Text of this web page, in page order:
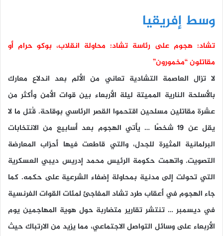
وسط إفريقيا
تشاد: هجوم على رئاسة تشاد: محاولة انقلاب، بوكو حرام أو
مقاتلون “مخمورون”
لا تزال العاصمة التشادية تعاني من الألم بعد اندلاع معارك
بالأسلحة النارية المميتة ليلة الأربعاء بين قوات الأمن وأكثر من
عشرة مقاتلين مسلحين اقتحموا القصر الرئاسي بوقاحة. قُتل ما لا
يقل عن 19 شخصًا … يأتي الهجوم بعد أسابيع من الانتخابات
البرلمانية المثيرة للجدل، والتي قاطعت فيها أحزاب المعارضة
التصويت. واتهمت حكومة الرئيس محمد إدريس ديبي العسكرية
التي تحولت إلى مدنية بمحاولة إضفاء الشرعية على حكمه. كما
جاء الهجوم في أعقاب طرد تشاد المفاجئ لمئات القوات الفرنسية
في ديسمبر … تنتشر تقارير متضاربة حول هوية المهاجمين يوم
الأربعاء على وسائل التواصل الاجتماعي، مما يزيد من الارتباك حيث